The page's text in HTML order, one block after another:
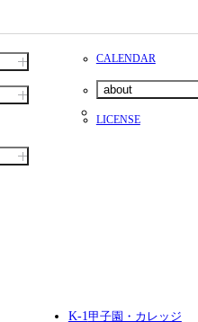
CALENDAR
about
LICENSE
K-1甲子園・カレッジ